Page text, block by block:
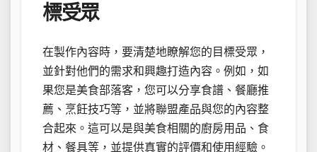
標受眾
在製作內容時，要清楚地瞭解您的目標受眾，
並針對他們的需求和興趣打造內容。例如，如
果您是美食部落客，您可以分享食譜、餐廳推
薦、烹飪技巧等，並將聯盟產品與您的內容整
合起來。這可以是與美食相關的廚房用品、食
材、餐具等，並提供真實的評價和使用經驗。